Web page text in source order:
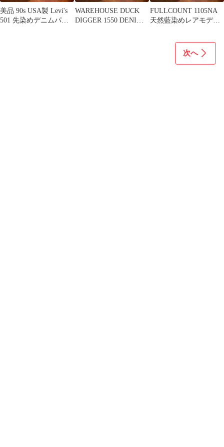
美品 90s USA製 Levi's
501 先染めデニムパン
WAREHOUSE DUCK
DIGGER 1550 DENIM
FULLCOUNT 1105NA
天然藍染めレアモデル
次へ